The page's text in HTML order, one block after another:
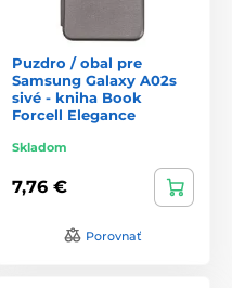
Puzdro / obal pre
Samsung Galaxy A02s
sivé - kniha Book
Forcell Elegance
Skladom
7,76 €
Porovnať